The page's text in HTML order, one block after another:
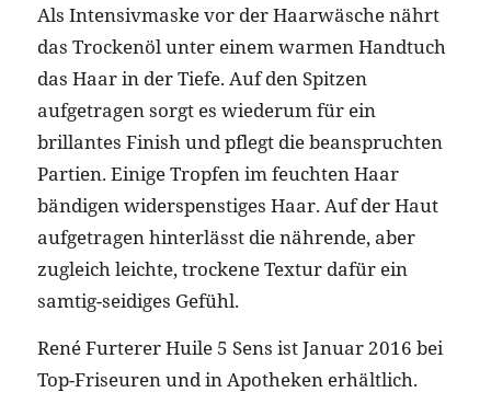
Als Intensivmaske vor der Haarwäsche nährt
das Trockenöl unter einem warmen Handtuch
das Haar in der Tiefe. Auf den Spitzen
aufgetragen sorgt es wiederum für ein
brillantes Finish und pflegt die beanspruchten
Partien. Einige Tropfen im feuchten Haar
bändigen widerspenstiges Haar. Auf der Haut
aufgetragen hinterlässt die nährende, aber
zugleich leichte, trockene Textur dafür ein
samtig-seidiges Gefühl.
René Furterer Huile 5 Sens ist Januar 2016 bei
Top-Friseuren und in Apotheken erhältlich.